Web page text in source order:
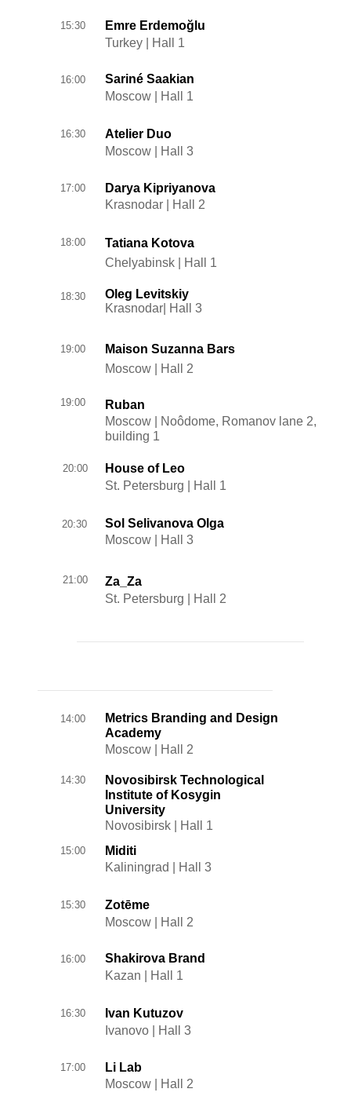
20:30
16:30
16:00
21:00
Chelyabinsk | Hall 1
Krasnodar| Hall 3
St. Petersburg | Hall 2
Turkey | Hall 1
Moscow | Hall 2
Moscow | Hall 3
Za_Za
Tatiana Kotova
Emre Erdemoğlu
Oleg Levitskiy
Sariné Saakian
Maison Suzanna Bars
Atelier Duo
Darya Kipriyanova
Sol Selivanova Olga
Moscow | Hall 3
19:00
20:00
St. Petersburg | Hall 1
House of Leo
Ruban
Moscow | Noôdome, Romanov lane 2,
building 1
Krasnodar | Hall 2
Moscow | Hall 1
18:00
18:30
15:30
19:00
17:00
16:30
16:00
15:00
Novosibirsk | Hall 1
Moscow | Hall 2
Ivanovo | Hall 3
Zotēme
Shakirova Brand
Ivan Kutuzov
Novosibirsk Technological
Institute of Kosygin
University
Li Lab
Moscow | Hall 2
Metrics Branding and Design
Academy
Miditi
Moscow | Hall 2
Kazan | Hall 1
Kaliningrad | Hall 3
15:30
14:30
17:00
14:00